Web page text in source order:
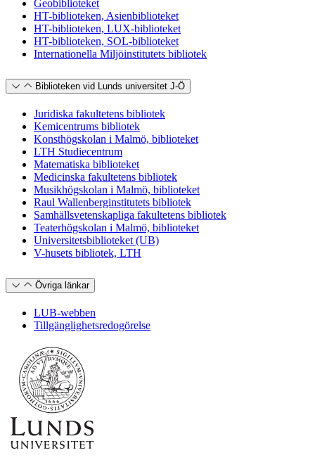
Geobiblioteket
HT-biblioteken, Asienbiblioteket
HT-biblioteken, LUX-biblioteket
HT-biblioteken, SOL-biblioteket
Internationella Miljöinstitutets bibliotek
Biblioteken vid Lunds universitet J-Ö
Juridiska fakultetens bibliotek
Kemicentrums bibliotek
Konsthögskolan i Malmö, biblioteket
LTH Studiecentrum
Matematiska biblioteket
Medicinska fakultetens bibliotek
Musikhögskolan i Malmö, biblioteket
Raul Wallenberginstitutets bibliotek
Samhällsvetenskapliga fakultetens bibliotek
Teaterhögskolan i Malmö, biblioteket
Universitetsbiblioteket (UB)
V-husets bibliotek, LTH
Övriga länkar
LUB-webben
Tillgänglighetsredogörelse